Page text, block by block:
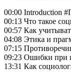
00:00 Introduction
00:13 Что такое
00:57 Как
04:08 Этика и
07:15
09:23 Ошибки при
13:31 Как